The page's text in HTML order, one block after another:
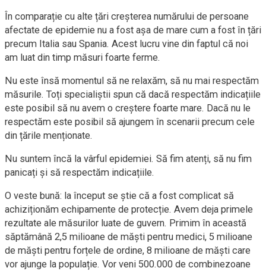
În comparație cu alte țări creșterea numărului de persoane
afectate de epidemie nu a fost așa de mare cum a fost în țări
precum Italia sau Spania. Acest lucru vine din faptul că noi
am luat din timp măsuri foarte ferme.
Nu este însă momentul să ne relaxăm, să nu mai respectăm
măsurile. Toți specialiștii spun că dacă respectăm indicațiile
este posibil să nu avem o creștere foarte mare. Dacă nu le
respectăm este posibil să ajungem în scenarii precum cele
din țările menționate.
Nu suntem încă la vârful epidemiei. Să fim atenți, să nu fim
panicați și să respectăm indicațiile.
O veste bună: la început se știe că a fost complicat să
achiziționăm echipamente de protecție. Avem deja primele
rezultate ale măsurilor luate de guvern. Primim în această
săptămână 2,5 milioane de măști pentru medici, 5 milioane
de măști pentru forțele de ordine, 8 milioane de măști care
vor ajunge la populație. Vor veni 500.000 de combinezoane